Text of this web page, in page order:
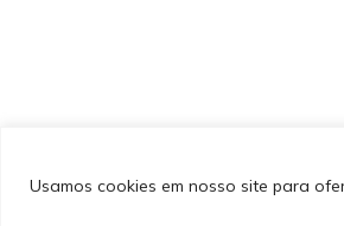
Usamos cookies em nosso site para
Privacidade